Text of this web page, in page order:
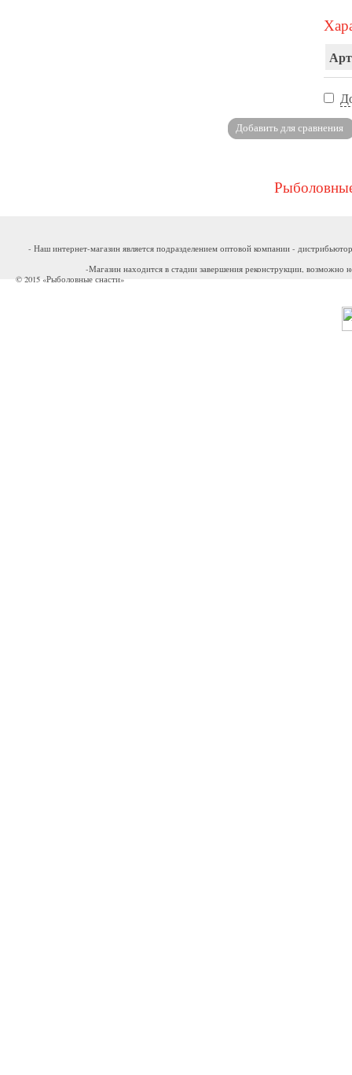
- Наш интернет-магазин является подразделением оптовой компании -
-Магазин находится в стадии завершения реконструкции, возможно
© 2015 «Рыболовные снасти»